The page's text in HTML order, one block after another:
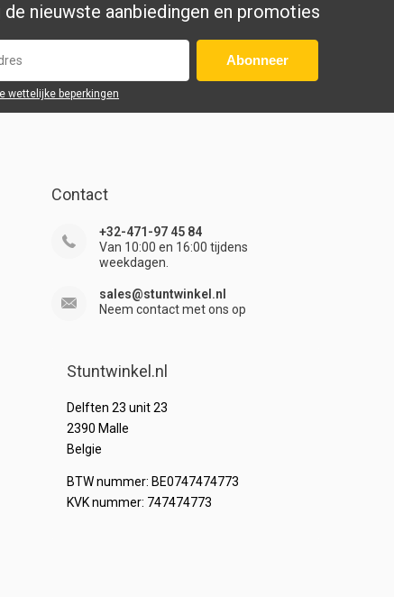
de nieuwste aanbiedingen en promoties
Abonneer
wettelijke beperkingen
Contact
+32-471-97 45 84
Van 10:00 en 16:00 tijdens
weekdagen.
sales@stuntwinkel.nl
Neem contact met ons op
Stuntwinkel.nl
Delften 23 unit 23
2390 Malle
Belgie
BTW nummer: BE0747474773
KVK nummer: 747474773